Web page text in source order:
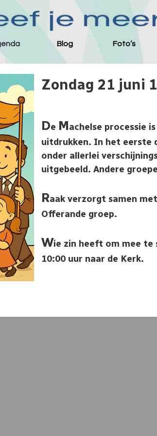
▼
Blog Foto’s
Zondag 21 juni
De Machelse processie
uitdrukken. In het eerste
onder allerlei
uitgebeeld. Andere
Raak verzorgt samen
Offerande groep.
Wie zin heeft om mee te
10:00 uur naar de Kerk.